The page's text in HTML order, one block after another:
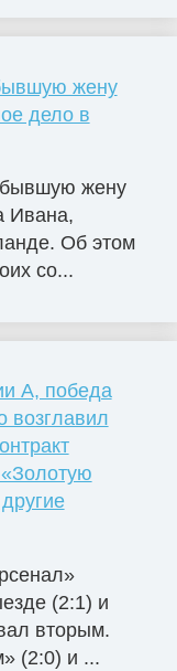
жену
дело в
жену
Ивана,
Об этом
со...
А, победа
(2:1) и
вторым.
(2:0) и ...